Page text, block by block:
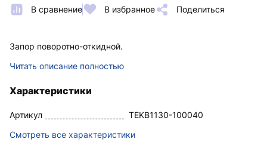
В сравнение В избранное Поделиться
Запор поворотно-откидной.
Читать описание полностью
Характеристики
Артикул
TEKB1130-100040
Смотреть все характеристики